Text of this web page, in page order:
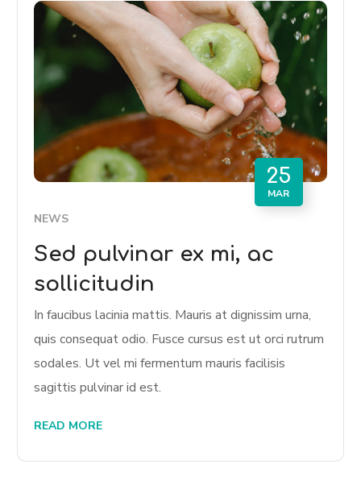
25
MAR
NEWS
Sed pulvinar ex mi, ac
sollicitudin
In faucibus lacinia mattis. Mauris at dignissim urna,
quis consequat odio. Fusce cursus est ut orci rutrum
sodales. Ut vel mi fermentum mauris facilisis
sagittis pulvinar id est.
READ MORE